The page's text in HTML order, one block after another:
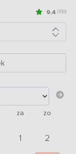
9,4 (100)
za zo
1 2